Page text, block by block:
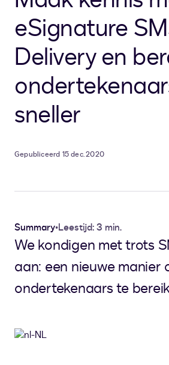
eSignature
Delivery en
sneller
Gepubliceerd 15 dec. 2020
Summary•Leestijd: 3 min.
We kondigen met trots
aan: een nieuwe manier
ondertekenaars te